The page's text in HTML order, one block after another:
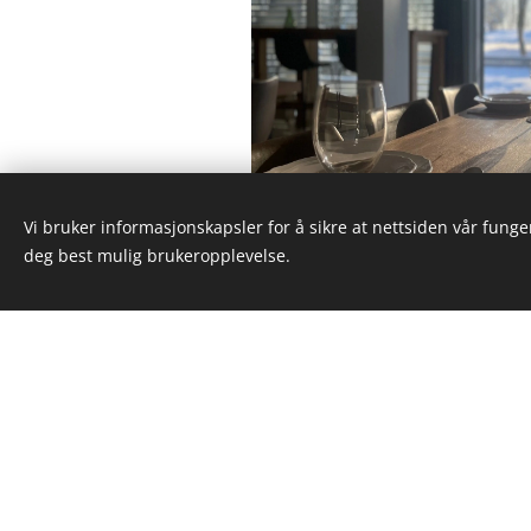
Emma
Vi bruker informasjonskapsler for å sikre at nettsiden vår
deg best mulig brukeropplevelse.